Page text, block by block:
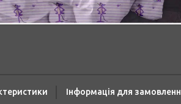
Інформація для